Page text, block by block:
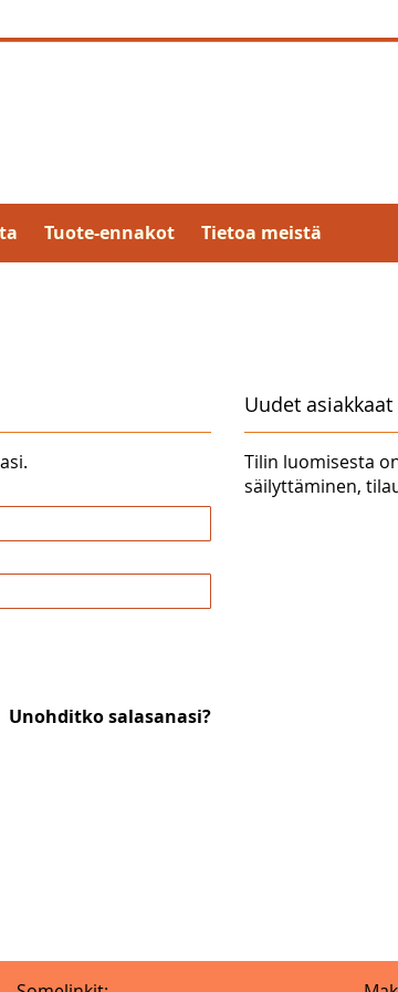
Tuote-ennakot Tietoa meistä
Unohditko salasanasi?
Uudet asiakkaat
Tilin luomisesta
säilyttäminen,